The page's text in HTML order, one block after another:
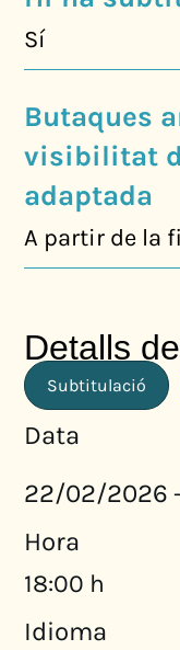
Sí
Butaques
visibilitat
adaptada
A partir de la
Detalls
Subtitulació
Data
22/02/2026
Hora
18:00 h
Idioma